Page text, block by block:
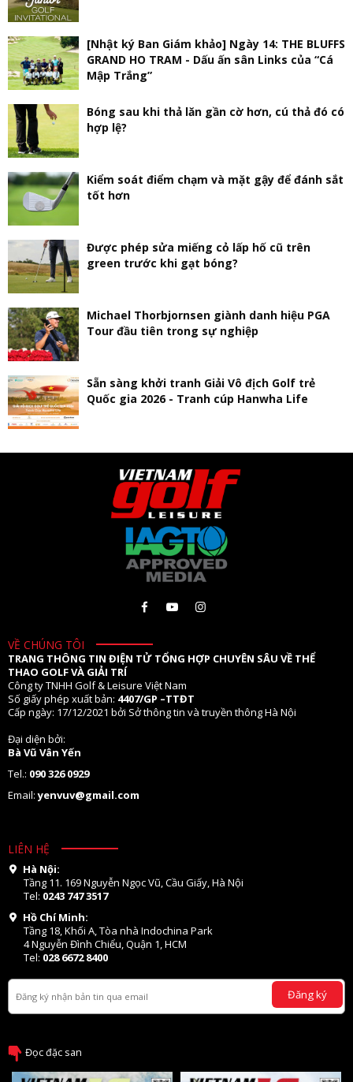
[Nhật ký Ban Giám khảo] Ngày 14: THE BLUFFS
GRAND HO TRAM - Dấu ấn sân Links của “Cá
Mập Trắng”
Bóng sau khi thả lăn gần cờ hơn, cú thả đó có
hợp lệ?
Kiểm soát điểm chạm và mặt gậy để đánh sắt
tốt hơn
Được phép sửa miếng cỏ lấp hố cũ trên
green trước khi gạt bóng?
Michael Thorbjornsen giành danh hiệu PGA
Tour đầu tiên trong sự nghiệp
Sẵn sàng khởi tranh Giải Vô địch Golf trẻ
Quốc gia 2026 - Tranh cúp Hanwha Life
VỀ CHÚNG TÔI
TRANG THÔNG TIN ĐIỆN TỬ TỔNG HỢP CHUYÊN SÂU VỀ THỂ
THAO GOLF VÀ GIẢI TRÍ
Công ty TNHH Golf & Leisure Việt Nam
Số giấy phép xuất bản: 4407/GP –TTĐT
Cấp ngày: 17/12/2021 bởi Sở thông tin và truyền thông Hà Nội
Đại diện bởi:
Bà Vũ Vân Yến
Tel.: 090 326 0929
Email:yenvuv@gmail.com
LIÊN HỆ
Hà Nội:
Tầng 11. 169 Nguyễn Ngọc Vũ, Cầu Giấy, Hà Nội
Tel: 0243 747 3517
Hồ Chí Minh:
Tầng 18, Khối A, Tòa nhà Indochina Park
4 Nguyễn Đình Chiểu, Quận 1, HCM
Tel: 028 6672 8400
Đăng ký
Đọc đặc san